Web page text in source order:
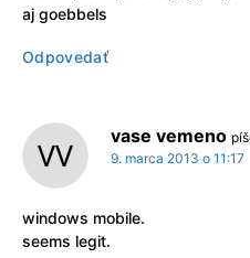
aj goebbels
Odpovedať
vase vemeno
9. marca 2013 o 11:17
windows mobile.
seems legit.